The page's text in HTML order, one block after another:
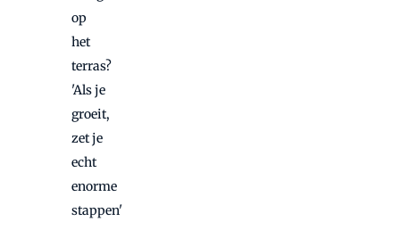
op
het
terras?
'Als je
groeit,
zet je
echt
enorme
stappen'